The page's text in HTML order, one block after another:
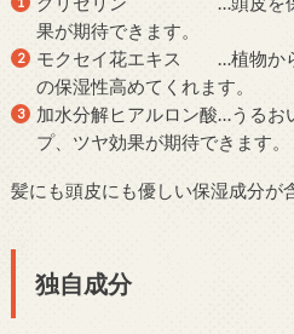
果が期待できます。
モクセイ花エキス …植物か
の保湿性高めてくれます。
加水分解ヒアルロン酸…うるお
プ、ツヤ効果が期待できます。
髪にも頭皮にも優しい保湿成分が
独自成分